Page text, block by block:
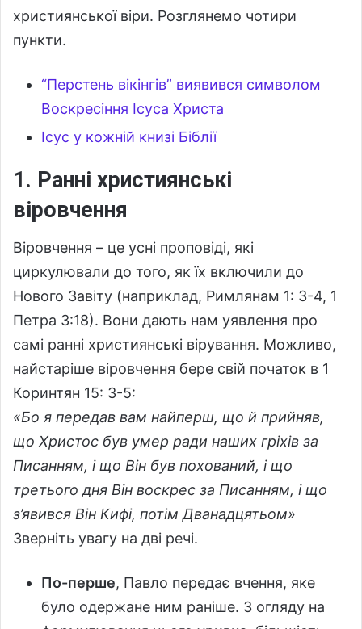
християнської віри. Розглянемо чотири
пункти.
“Перстень вікінгів” виявився символом
Воскресіння Ісуса Христа
Ісус у кожній книзі Біблії
1. Ранні християнські
віровчення
Віровчення – це усні проповіді, які
циркулювали до того, як їх включили до
Нового Завіту (наприклад, Римлянам 1: 3-4, 1
Петра 3:18). Вони дають нам уявлення про
самі ранні християнські вірування. Можливо,
найстаріше віровчення бере свій початок в 1
Коринтян 15: 3-5:
«Бо я передав вам найперш, що й прийняв,
що Христос був умер ради наших гріхів за
Писанням, і що Він був похований, і що
третього дня Він воскрес за Писанням, і що
з’явився Він Кифі, потім Дванадцятьом»
Зверніть увагу на дві речі.
По-перше, Павло передає вчення, яке
було одержане ним раніше. З огляду на